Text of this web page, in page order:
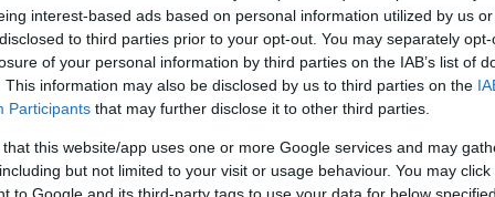
interest-based ads based on personal information utilized by us
to third parties prior to your opt-out. You may separately
of your personal information by third parties on the IAB’s list of
This information may also be disclosed by us to third parties on the
Participants that may further disclose it to other third parties.
that this website/app uses one or more Google services and may
but not limited to your visit or usage behaviour. You may
einen überwältigenden Vorsprung von Tisza
gesprochen. Viele meinen, dass Orbán
sich nehmen lassen würde. Seine offiziellen
ausgeschlossen und hält sich selbst für den